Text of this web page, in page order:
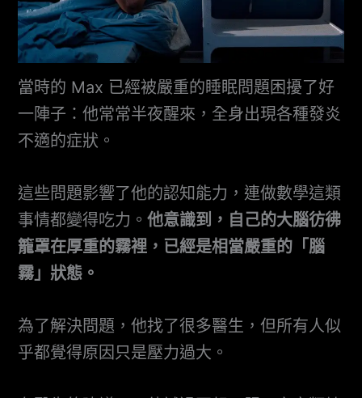
當時的 Max 已經被嚴重的睡眠問題困擾了好
一陣子：他常常半夜醒來，全身出現各種發炎
不適的症狀。
這些問題影響了他的認知能力，連做數學這類
事情都變得吃力。他意識到，自己的大腦彷彿
籠罩在厚重的霧裡，已經是相當嚴重的「腦
霧」狀態。
為了解決問題，他找了很多醫生，但所有人似
乎都覺得原因只是壓力過大。